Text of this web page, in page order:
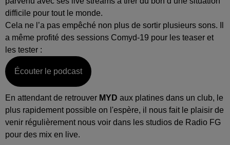
difficile pour tout le monde.
Cela ne l’a pas empêché non plus de sortir plusieurs sons. Il
a même profité des sessions Comyd-19 pour les teaser et
les tester :
Écouter le podcast
En attendant de retrouver MYD aux platines dans un club, le
plus rapidement possible on l'espère, il nous fait le plaisir de
venir régulièrement nous voir dans les studios de Radio FG
pour des mix en live.